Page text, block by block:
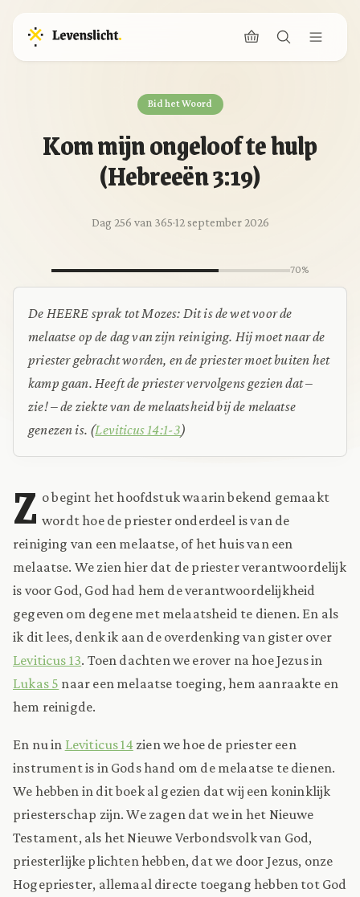
Bid het Woord
Kom mijn ongeloof te hulp
(Hebreeën 3:19)
Dag 256 van 365·12 september 2026
70%
De HEERE sprak tot Mozes: Dit is de wet voor de
melaatse op de dag van zijn reiniging. Hij moet naar de
priester gebracht worden, en de priester moet buiten het
kamp gaan. Heeft de priester vervolgens gezien dat –
zie! – de ziekte van de melaatsheid bij de melaatse
genezen is. (Leviticus 14:1-3)
Z o begint het hoofdstuk waarin bekend gemaakt
wordt hoe de priester onderdeel is van de
reiniging van een melaatse, of het huis van een
melaatse. We zien hier dat de priester verantwoordelijk
is voor God, God had hem de verantwoordelijkheid
gegeven om degene met melaatsheid te dienen. En als
ik dit lees, denk ik aan de overdenking van gister over
Leviticus 13. Toen dachten we erover na hoe Jezus in
Lukas 5 naar een melaatse toeging, hem aanraakte en
hem reinigde.
En nu in Leviticus 14 zien we hoe de priester een
instrument is in Gods hand om de melaatse te dienen.
We hebben in dit boek al gezien dat wij een koninklijk
priesterschap zijn. We zagen dat we in het Nieuwe
Testament, als het Nieuwe Verbondsvolk van God,
priesterlijke plichten hebben, dat we door Jezus, onze
Hogepriester, allemaal directe toegang hebben tot God